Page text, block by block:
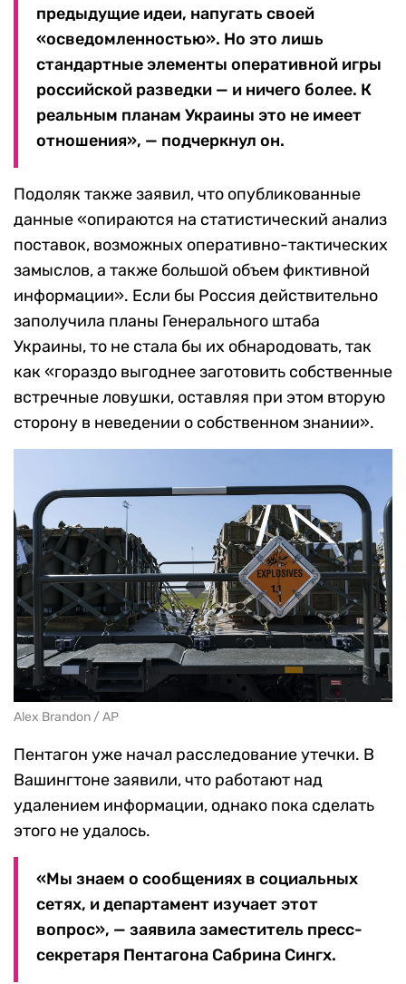
предыдущие идеи, напугать своей
«осведомленностью». Но это лишь
стандартные элементы оперативной игры
российской разведки — и ничего более. К
реальным планам Украины это не имеет
отношения», — подчеркнул он.
Подоляк также заявил, что опубликованные
данные «опираются на статистический анализ
поставок, возможных оперативно-тактических
замыслов, а также большой объем фиктивной
информации». Если бы Россия действительно
заполучила планы Генерального штаба
Украины, то не стала бы их обнародовать, так
как «гораздо выгоднее заготовить собственные
встречные ловушки, оставляя при этом вторую
сторону в неведении о собственном знании».
Alex Brandon / AP
Пентагон уже начал расследование утечки. В
Вашингтоне заявили, что работают над
удалением информации, однако пока сделать
этого не удалось.
«Мы знаем о сообщениях в социальных
сетях, и департамент изучает этот
вопрос», — заявила заместитель пресс-
секретаря Пентагона Сабрина Сингх.